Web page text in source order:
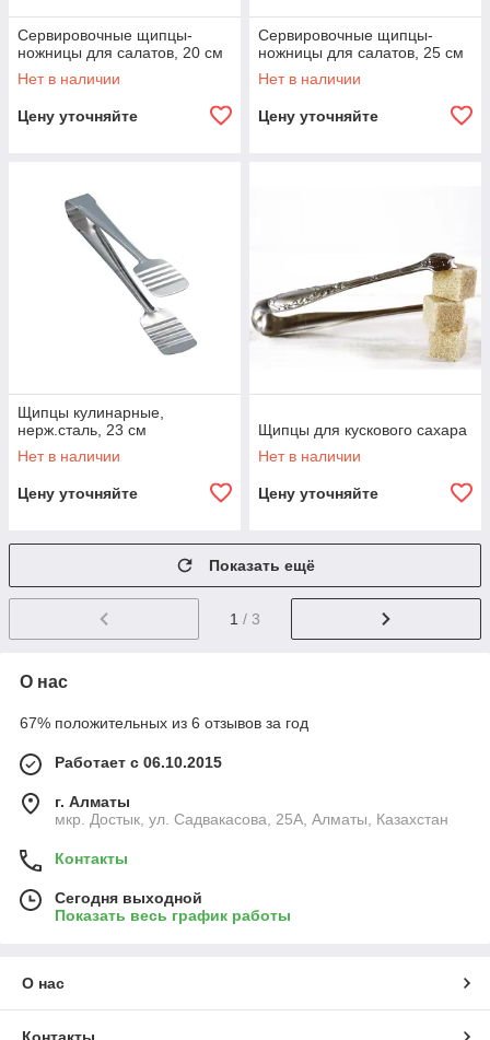
Сервировочные щипцы-
ножницы для салатов, 20 см
Нет в наличии
Цену уточняйте
Сервировочные щипцы-
ножницы для салатов, 25 см
Нет в наличии
Цену уточняйте
Щипцы кулинарные,
нерж.сталь, 23 см
Нет в наличии
Цену уточняйте
Щипцы для кускового сахара
Нет в наличии
Цену уточняйте
Показать ещё
1 / 3
О нас
67% положительных из 6 отзывов за год
Работает с 06.10.2015
г. Алматы
мкр. Достык, ул. Садвакасова, 25А, Алматы, Казахстан
Контакты
Сегодня выходной
Показать весь график работы
О нас